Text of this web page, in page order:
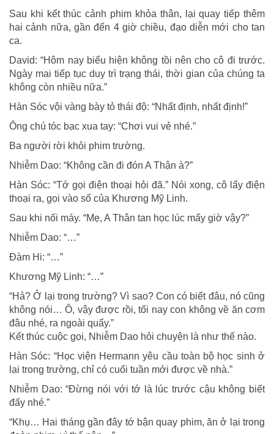
Sau khi kết thúc cảnh phim khỏa thân, lại quay tiếp thêm
hai cảnh nữa, gần đến 4 giờ chiều, đạo diễn mới cho tan
ca.
David: “Hôm nay biểu hiện không tồi nên cho cô đi trước.
Ngày mai tiếp tục duy trì trạng thái, thời gian của chúng ta
không còn nhiều nữa.”
Hàn Sóc vội vàng bày tỏ thái độ: “Nhất định, nhất định!”
Ông chú tóc bạc xua tay: “Chơi vui vẻ nhé.”
Ba người rời khỏi phim trường.
Nhiễm Dao: “Không cần đi đón A Thận à?”
Hàn Sóc: “Tớ gọi điện thoại hỏi đã.” Nói xong, cô lấy điện
thoại ra, gọi vào số của Khương Mỹ Linh.
Sau khi nối máy. “Mẹ, A Thân tan học lúc mấy giờ vậy?”
Nhiễm Dao: “…”
Đàm Hi: “…”
Khương Mỹ Linh: “…”
“Hả? Ở lại trong trường? Vì sao? Con có biết đâu, nó cũng
không nói… Ô, vậy được rồi, tối nay con không về ăn cơm
đâu nhé, ra ngoài quẩy.”
Kết thúc cuộc gọi, Nhiễm Dao hỏi chuyện là như thế nào.
Hàn Sóc: “Học viện Hermann yêu cầu toàn bộ học sinh ở
lại trong trường, chỉ có cuối tuần mới được về nhà.”
Nhiễm Dao: “Đừng nói với tớ là lúc trước cậu không biết
đấy nhé.”
“Khụ… Hai tháng gần đây tớ bận quay phim, ăn ở lại trong